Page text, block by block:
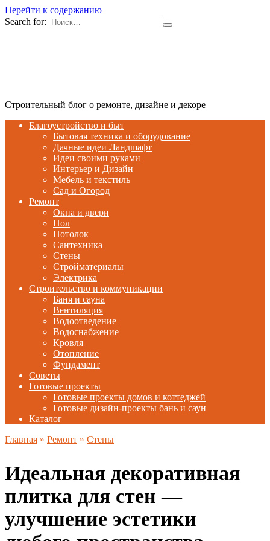
Перейти к содержанию
Search for:
Строительный блог о ремонте, дизайне и декоре
Благоустройство и быт
Бытовая техника и оборудование
Дачные идеи Ландшафт
Идеи своими руками
Интерьер и Дизайн
Мебель и текстиль
Сад и Огород
Ремонт
Окна и двери
Пол
Потолок
Сантехника
Стены
Стройматериалы
Электрика
Строительство и коммуникации
Баня и сауна
Вентиляция
Водоотведение
Водоснабжение
Кровля
Отопление
Фундамент
Советы
Готовые проекты
Готовые проекты домов и коттеджей
Готовые дизайн-проекты бань и саун
Каталог
Главная » Ремонт » Стены
Идеальная декоративная
плитка для стен —
улучшение эстетики